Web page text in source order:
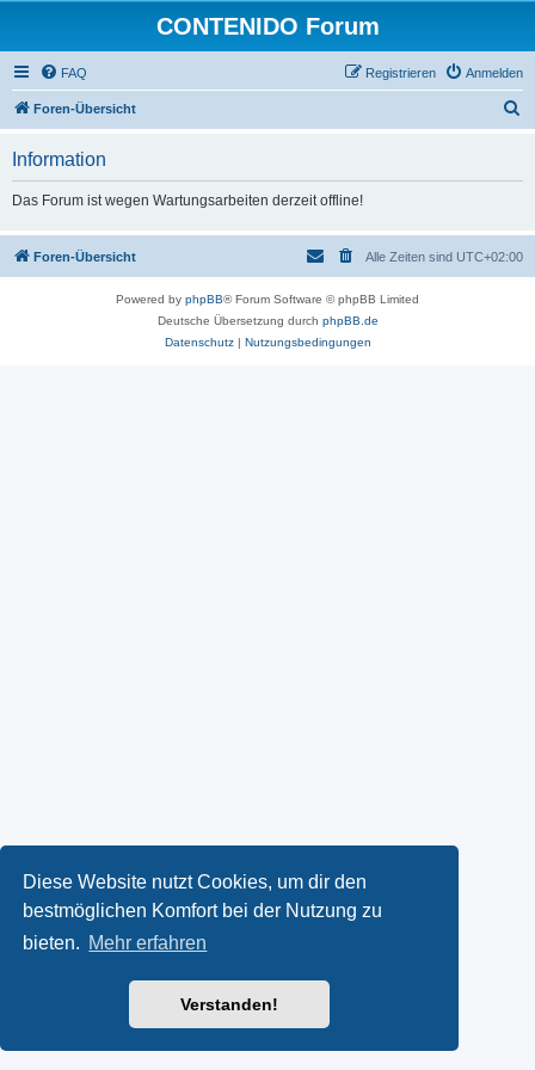
Diese Website nutzt Cookies, um dir den
bestmöglichen Komfort bei der Nutzung zu
bieten. Mehr erfahren
Verstanden!
CONTENIDO Forum
FAQ Anmelden
Registrieren
Foren-Übersicht
Information
Das Forum ist wegen Wartungsarbeiten derzeit offline!
Foren-Übersicht Alle Zeiten sind UTC+02:00
Powered by phpBB® Forum Software © phpBB Limited
Deutsche Übersetzung durch phpBB.de
Datenschutz| Nutzungsbedingungen